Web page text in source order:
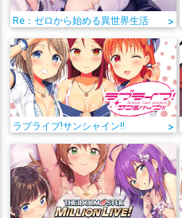
Re：ゼロから始める異世界生活 >
ラブライブ!サンシャイン!! >